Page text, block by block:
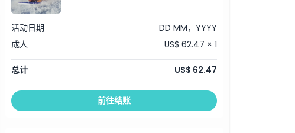
活动日期
DD MM，YYYY
成人
US$ 62.47 × 1
总计 US$ 62.47
前往结账